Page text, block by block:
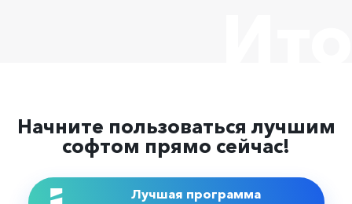
Начните пользоваться лучшим
софтом прямо сейчас!
Лучшая программа